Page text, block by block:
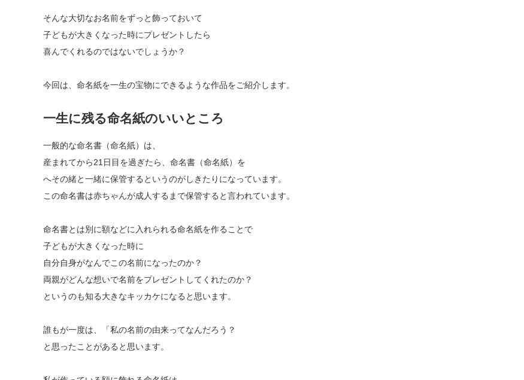
そんな大切なお名前をずっと飾っておいて
子どもが大きくなった時にプレゼントしたら
喜んでくれるのではないでしょうか？
今回は、命名紙を一生の宝物にできるような作品をご紹介します。
一生に残る命名紙のいいところ
一般的な命名書（命名紙）は、
産まれてから21日目を過ぎたら、命名書（命名紙）を
へその緒と一緒に保管するというのがしきたりになっています。
この命名書は赤ちゃんが成人するまで保管すると言われています。
命名書とは別に額などに入れられる命名紙を作ることで
子どもが大きくなった時に
自分自身がなんでこの名前になったのか？
両親がどんな想いで名前をプレゼントしてくれたのか？
というのも知る大きなキッカケになると思います。
誰もが一度は、「私の名前の由来ってなんだろう？
と思ったことがあると思います。